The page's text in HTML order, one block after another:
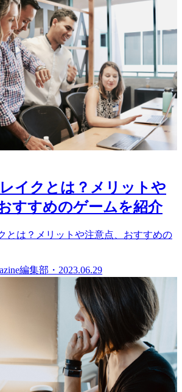
イクとは？メリットや
すすめのゲームを紹介
とは？メリットや注意点、おすすめの
編集部 ・ 2023.06.29